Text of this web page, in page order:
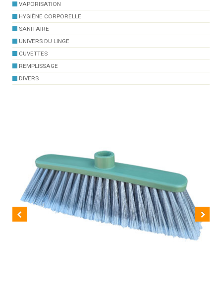
VAPORISATION
HYGIÈNE CORPORELLE
SANITAIRE
UNIVERS DU LINGE
CUVETTES
REMPLISSAGE
DIVERS